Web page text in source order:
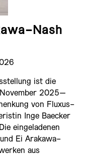
Nash
ist die
2025–
von Fluxus-
Inge Baecker
eingeladenen
Ei Arakawa-
aus